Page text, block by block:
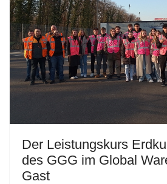
Der Leistungskurs
des GGG im Global
Gast